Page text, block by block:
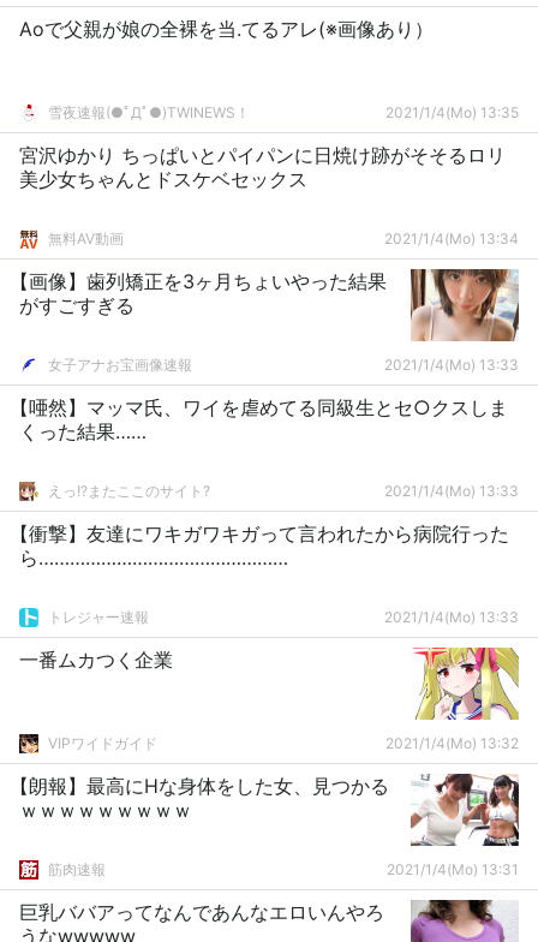
Aoで父親が娘の全裸を当.てるアレ(※画像あり）
雪夜速報(●ﾟДﾟ●)TWINEWS！ 2021/1/4(Mo) 13:35
宮沢ゆかり ちっぱいとパイパンに日焼け跡がそそるロリ
美少女ちゃんとドスケベセックス
無料AV動画 2021/1/4(Mo) 13:34
【画像】歯列矯正を3ヶ月ちょいやった結果
がすごすぎる
女子アナお宝画像速報 2021/1/4(Mo) 13:33
【唖然】マッマ氏、ワイを虐めてる同級生とセ○クスしま
くった結果……
えっ!?またここのサイト? 2021/1/4(Mo) 13:33
【衝撃】友達にワキガワキガって言われたから病院行った
ら…………………………………………
トレジャー速報 2021/1/4(Mo) 13:33
一番ムカつく企業
VIPワイドガイド 2021/1/4(Mo) 13:32
【朗報】最高にHな身体をした女、見つかる
ｗｗｗｗｗｗｗｗｗ
筋肉速報 2021/1/4(Mo) 13:31
巨乳ババアってなんであんなエロいんやろ
うなwwwww